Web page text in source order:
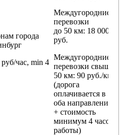
города
час, min 4
Междугородние
перевозки
до 50 км: 18 000
руб.
Междугородние
перевозки свыше
50 км: 90 руб./км
(дорога
оплачивается в
оба направления
+ стоимость
минимум 4 часов
работы)